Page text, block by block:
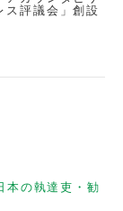
ス評議会」創設
本の執達吏・勧